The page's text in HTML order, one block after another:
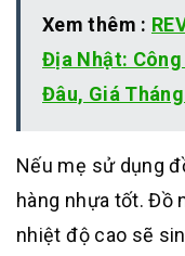
Xem thêm :
Địa Nhật: Công
Đâu, Giá
Nếu mẹ sử dụng
hàng nhựa tốt. Đồ
nhiệt độ cao sẽ